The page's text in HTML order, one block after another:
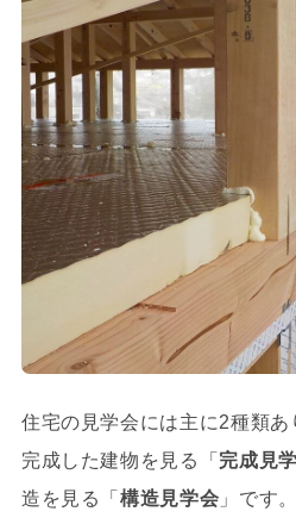
住宅の見学会には主に2種類あ
完成した建物を見る「 完成見
造を見る「構造見学会 」です。